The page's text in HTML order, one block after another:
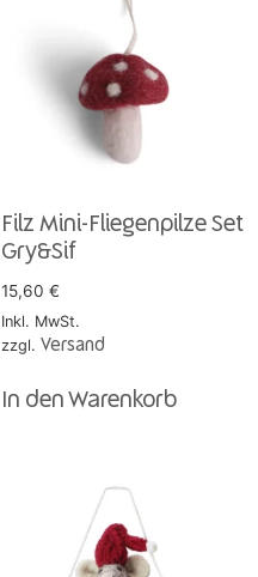
Filz Mini-Fliegenpilze Set
Gry&Sif
15,60 €
Inkl. MwSt.
zzgl. Versand
In den Warenkorb